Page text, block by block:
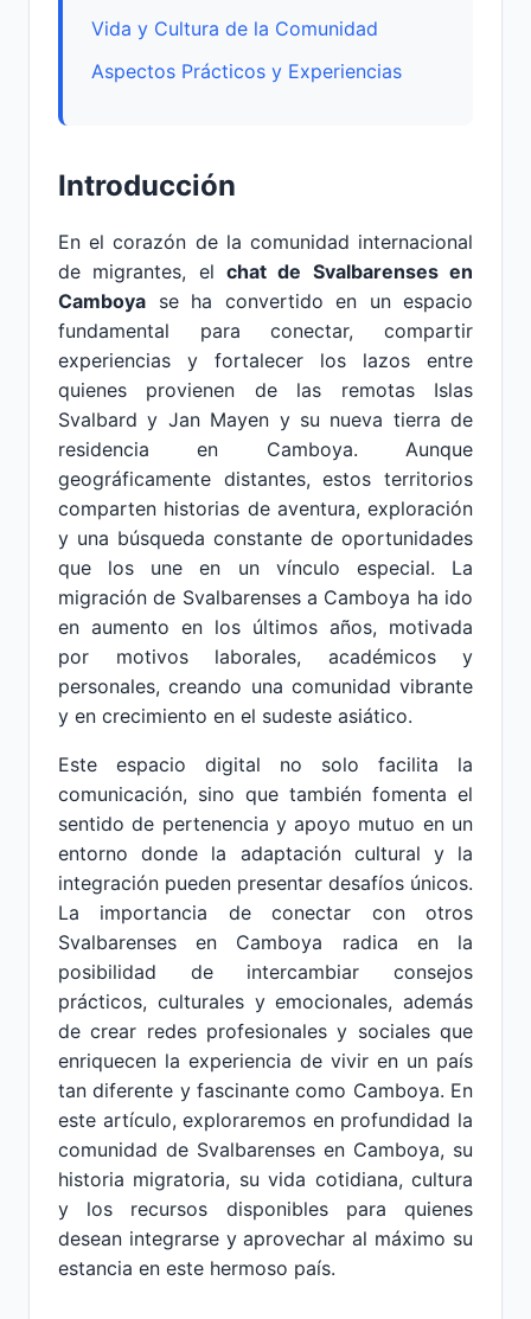
Vida y Cultura de la Comunidad
Aspectos Prácticos y Experiencias
Introducción
En el corazón de la comunidad internacional
de migrantes, el chat de Svalbarenses en
Camboya se ha convertido en un espacio
fundamental para conectar, compartir
experiencias y fortalecer los lazos entre
quienes provienen de las remotas Islas
Svalbard y Jan Mayen y su nueva tierra de
residencia en Camboya. Aunque
geográficamente distantes, estos territorios
comparten historias de aventura, exploración
y una búsqueda constante de oportunidades
que los une en un vínculo especial. La
migración de Svalbarenses a Camboya ha ido
en aumento en los últimos años, motivada
por motivos laborales, académicos y
personales, creando una comunidad vibrante
y en crecimiento en el sudeste asiático.
Este espacio digital no solo facilita la
comunicación, sino que también fomenta el
sentido de pertenencia y apoyo mutuo en un
entorno donde la adaptación cultural y la
integración pueden presentar desafíos únicos.
La importancia de conectar con otros
Svalbarenses en Camboya radica en la
posibilidad de intercambiar consejos
prácticos, culturales y emocionales, además
de crear redes profesionales y sociales que
enriquecen la experiencia de vivir en un país
tan diferente y fascinante como Camboya. En
este artículo, exploraremos en profundidad la
comunidad de Svalbarenses en Camboya, su
historia migratoria, su vida cotidiana, cultura
y los recursos disponibles para quienes
desean integrarse y aprovechar al máximo su
estancia en este hermoso país.